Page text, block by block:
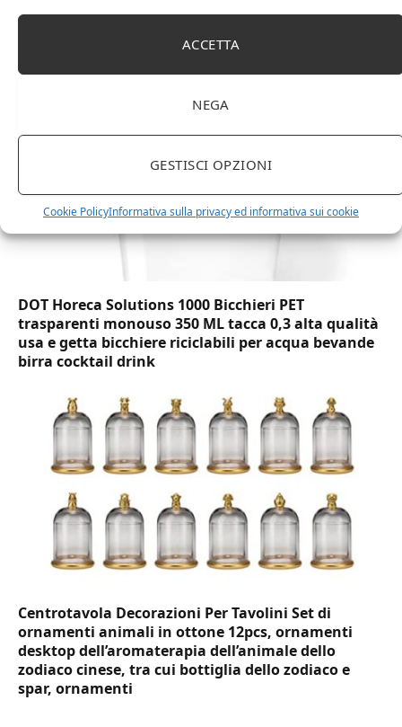
ACCETTA
NEGA
GESTISCI OPZIONI
Cookie PolicyInformativa sulla privacy ed informativa sui cookie
Amazon Basics Martin – Libreria, 35 x 114 x 78 cm
DOT Horeca Solutions 1000 Bicchieri PET
trasparenti monouso 350 ML tacca 0,3 alta qualità
usa e getta bicchiere riciclabili per acqua bevande
birra cocktail drink
Centrotavola Decorazioni Per Tavolini Set di
ornamenti animali in ottone 12pcs, ornamenti
desktop dell’aromaterapia dell’animale dello
zodiaco cinese, tra cui bottiglia dello zodiaco e
spar, ornamenti